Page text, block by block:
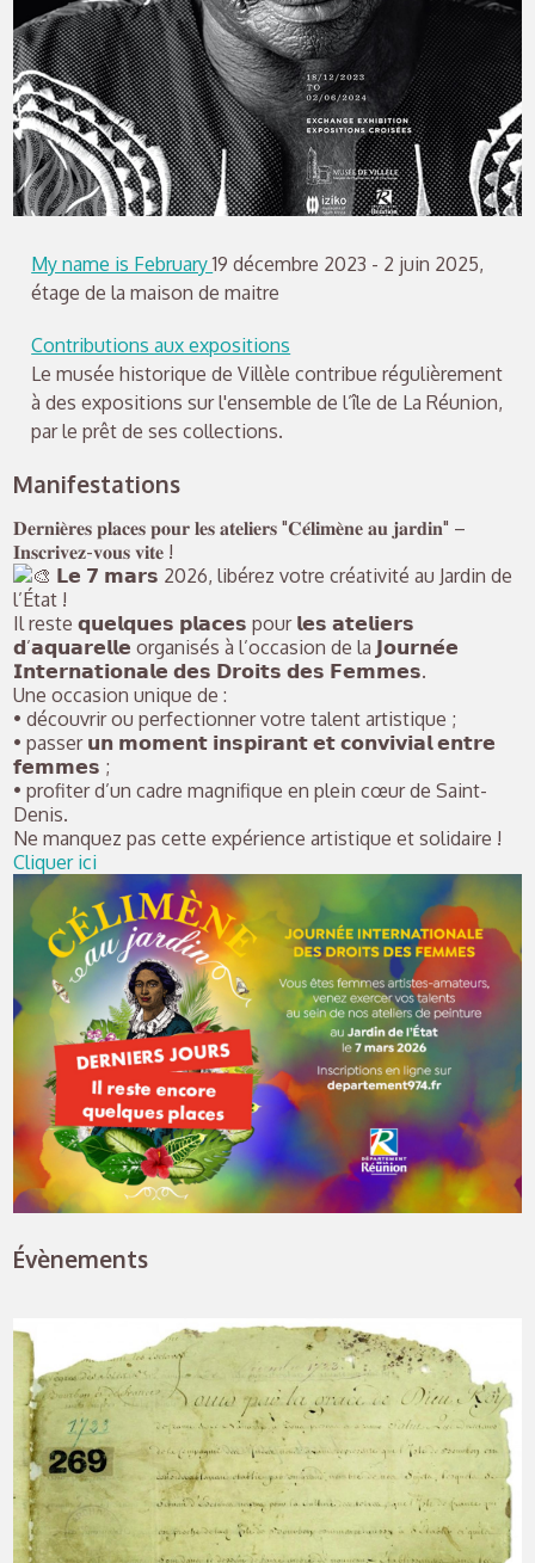
My name is February19 décembre 2023 - 2 juin 2025,
étage de la maison de maitre
Contributions aux expositions
Le musée historique de Villèle contribue régulièrement
à des expositions sur l'ensemble de l’île de La Réunion,
par le prêt de ses collections.
Manifestations
𝐃𝐞𝐫𝐧𝐢𝐞̀𝐫𝐞𝐬 𝐩𝐥𝐚𝐜𝐞𝐬 𝐩𝐨𝐮𝐫 𝐥𝐞𝐬 𝐚𝐭𝐞𝐥𝐢𝐞𝐫𝐬 "𝐂𝐞́𝐥𝐢𝐦𝐞̀𝐧𝐞 𝐚𝐮 𝐣𝐚𝐫𝐝𝐢𝐧" –
𝐈𝐧𝐬𝐜𝐫𝐢𝐯𝐞𝐳-𝐯𝐨𝐮𝐬 𝐯𝐢𝐭𝐞 !
𝗟𝗲 𝟳 𝗺𝗮𝗿𝘀 2026, libérez votre créativité au Jardin de
l’État !
Il reste 𝗾𝘂𝗲𝗹𝗾𝘂𝗲𝘀 𝗽𝗹𝗮𝗰𝗲𝘀 pour 𝗹𝗲𝘀 𝗮𝘁𝗲𝗹𝗶𝗲𝗿𝘀
𝗱’𝗮𝗾𝘂𝗮𝗿𝗲𝗹𝗹𝗲 organisés à l’occasion de la 𝗝𝗼𝘂𝗿𝗻𝗲́𝗲
𝗜𝗻𝘁𝗲𝗿𝗻𝗮𝘁𝗶𝗼𝗻𝗮𝗹𝗲 𝗱𝗲𝘀 𝗗𝗿𝗼𝗶𝘁𝘀 𝗱𝗲𝘀 𝗙𝗲𝗺𝗺𝗲𝘀.
Une occasion unique de :
• découvrir ou perfectionner votre talent artistique ;
• passer 𝘂𝗻 𝗺𝗼𝗺𝗲𝗻𝘁 𝗶𝗻𝘀𝗽𝗶𝗿𝗮𝗻𝘁 𝗲𝘁 𝗰𝗼𝗻𝘃𝗶𝘃𝗶𝗮𝗹 𝗲𝗻𝘁𝗿𝗲
𝗳𝗲𝗺𝗺𝗲𝘀 ;
• profiter d’un cadre magnifique en plein cœur de Saint-
Denis.
Ne manquez pas cette expérience artistique et solidaire !
Cliquer ici
Évènements